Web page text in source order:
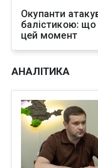
Окупанти
балістикою: що
цей момент
АНАЛІТИКА